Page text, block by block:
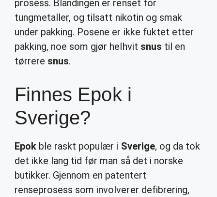
prosess. Blandingen er renset for
tungmetaller, og tilsatt nikotin og smak
under pakking. Posene er ikke fuktet etter
pakking, noe som gjør helhvit snus til en
tørrere snus.
Finnes Epok i
Sverige?
Epok ble raskt populær i Sverige, og da tok
det ikke lang tid før man så det i norske
butikker. Gjennom en patentert
renseprosess som involverer defibrering,